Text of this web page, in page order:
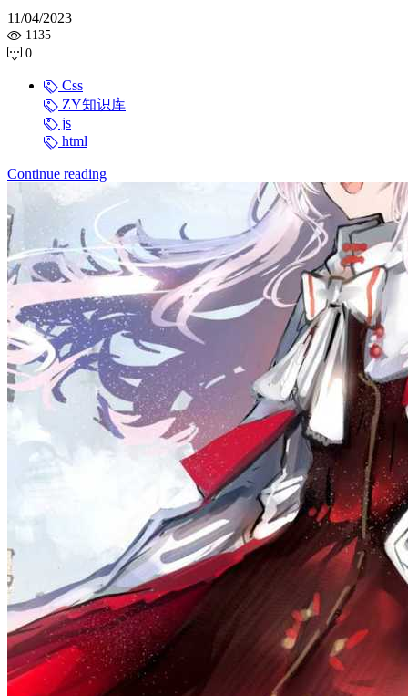
11/04/2023
1135
0
Css
ZY知识库
js
html
Continue reading